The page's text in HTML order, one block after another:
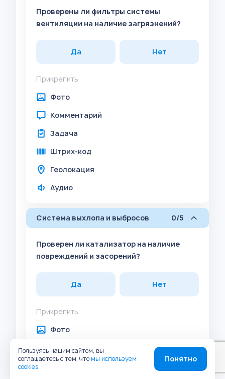
Проверены ли фильтры системы
вентиляции на наличие загрязнений?
Да Нет
Прикрепить
Фото
Комментарий
Задача
Штрих-код
Геолокация
Аудио
Система выхлопа и выбросов 0/5
Проверен ли катализатор на наличие
повреждений и засорений?
Да Нет
Прикрепить
Фото
Комментарий
Пользуясь нашим сайтом, вы
соглашаетесь с тем, что мы используем
cookies
Понятно